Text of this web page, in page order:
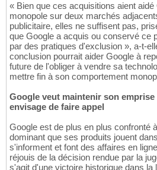
« Bien que ces acquisitions aient
monopole sur deux marchés
publicitaire, elles ne suffisent pas,
que Google a acquis ou conservé ce
par des pratiques d'exclusion », a-t-
conclusion pourrait aider Google à
future de l'obliger à vendre sa
mettre fin à son comportement
Google veut maintenir son
envisage de faire appel
Google est de plus en plus confronté
dominant que ses produits jouent
s'informent et font des affaires en
réjouis de la décision rendue par la
s'agit d'une victoire historique dans la